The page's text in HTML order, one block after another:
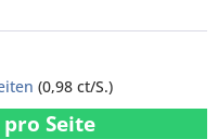
(0,98 ct/S.)
Seite